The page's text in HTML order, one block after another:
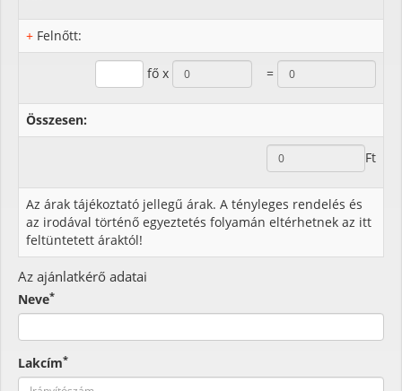
+ Felnőtt:
fő x =
Összesen:
Ft
Az árak tájékoztató jellegű árak. A tényleges rendelés és
az irodával történő egyeztetés folyamán eltérhetnek az itt
feltüntetett áraktól!
Az ajánlatkérő adatai
Neve*
Lakcím*